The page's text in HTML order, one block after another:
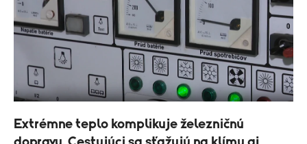
Extrémne teplo komplikuje železničnú